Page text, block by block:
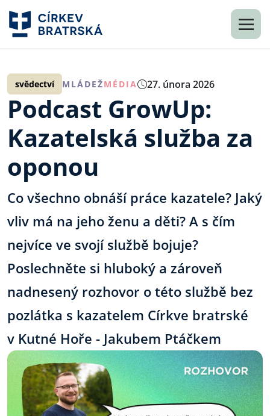
svědectví MLÁDEŽMÉDIA 27. února 2026
Podcast GrowUp:
Kazatelská služba za
oponou
Co všechno obnáší práce kazatele? Jaký
vliv má na jeho ženu a děti? A s čím
nejvíce ve svojí službě bojuje?
Poslechněte si hluboký a zároveň
nadnesený rozhovor o této službě bez
pozlátka s kazatelem Církve bratrské
v Kutné Hoře - Jakubem Ptáčkem